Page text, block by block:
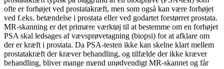
ofte er forhøjet ved prostatakræft, men som også kan være forhøjet
ved f.eks. betændelse i prostata eller ved godartet forstørret prostata.
MR-skanning er det primære værktøj til at bestemme om en forhøjet
PSA skal ledsages af vævsprøvetagning (biopsi) for at afklare om
der er kræft i prostata. Da PSA-testen ikke kan skelne klart mellem
prostatakræft der kræver behandling, og tilfælde der ikke kræver
behandling, bliver mange mænd unødvendigt MR-skannet og får